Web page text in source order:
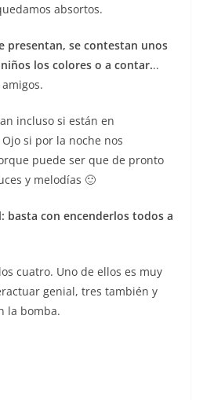
absortos.
presentan, se contestan unos
los colores o a contar...
incluso si están en
si por la noche nos
puede ser que de pronto
y melodías 🙂
basta con encenderlos todos a
cuatro. Uno de ellos es muy
genial, tres también y
la bomba.